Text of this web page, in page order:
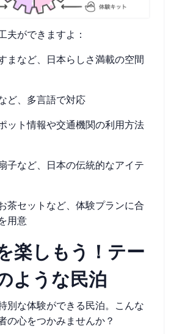
夫ができますよ：
まなど、日本らしさ満載の空間
ど、多言語で対応
ット情報や交通機関の利用方法
子など、日本の伝統的なアイテ
茶セットなど、体験プランに合
用意
楽しもう！テー
ような民泊
別な体験ができる民泊。こんな
の心をつかみませんか？